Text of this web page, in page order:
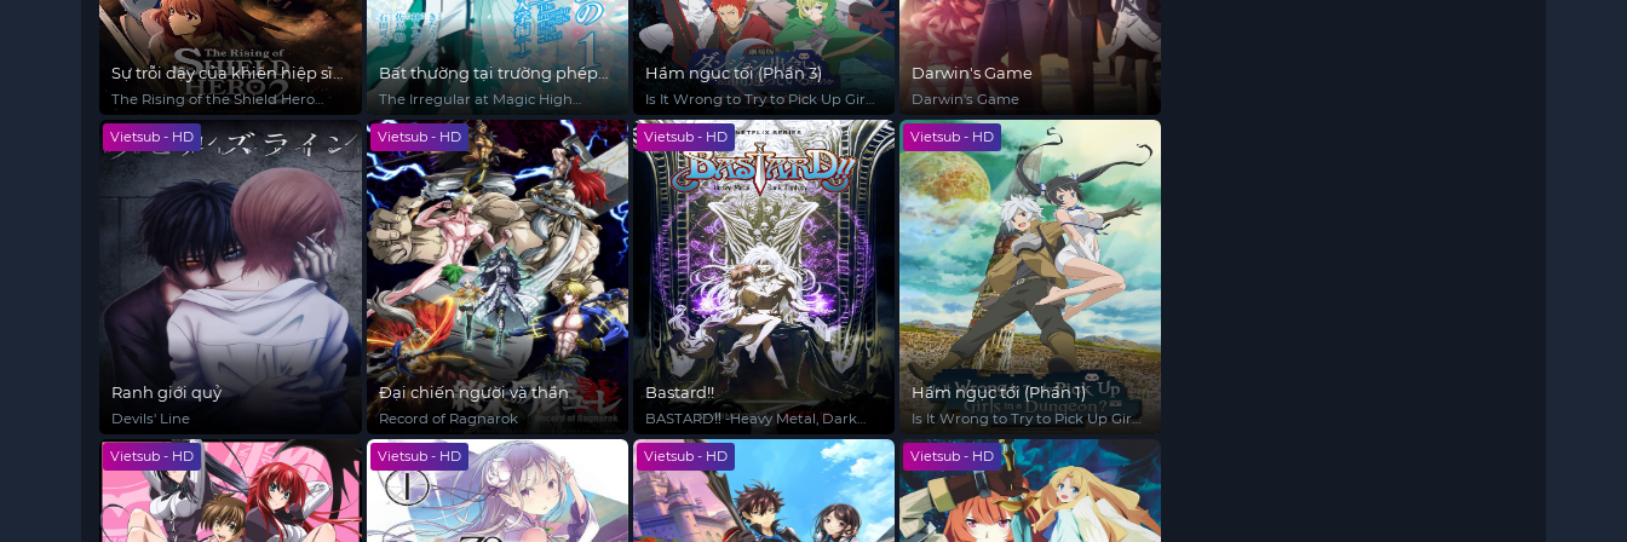
Sự trỗi dậy của khiên hiệp sĩ
(Phần 2)
The Rising of the Shield Hero
(Season 2)
Bất thường tại trường phép
thuật (Phần 3)
The Irregular at Magic High
School (Season 3)
Hầm ngục tối (Phần 3)
Is It Wrong to Try to Pick Up Girls
in a Dungeon? (Season 3)
Darwin's Game
Darwin's Game
Vietsub - HD
Ranh giới quỷ
Devils' Line
Vietsub - HD
Đại chiến người và thần
Record of Ragnarok
Vietsub - HD
Bastard!!
BASTARD‼ -Heavy Metal, Dark
Fantasy-
Vietsub - HD
Hầm ngục tối (Phần 1)
Is It Wrong to Try to Pick Up Girls
in a Dungeon? (Season 1)
Vietsub - HD
Vietsub - HD Vietsub - HD Vietsub - HD